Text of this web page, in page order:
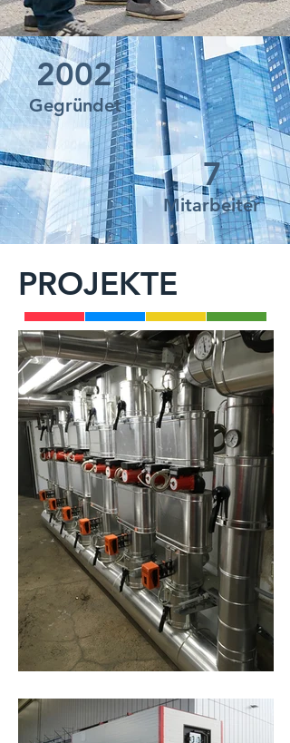
2002
Gegründet
7
Mitarbeiter
PROJEKTE